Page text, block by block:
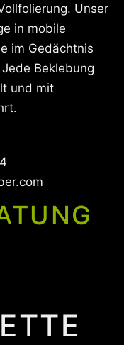
Unser
in mobile
im Gedächtnis
Beklebung
und mit